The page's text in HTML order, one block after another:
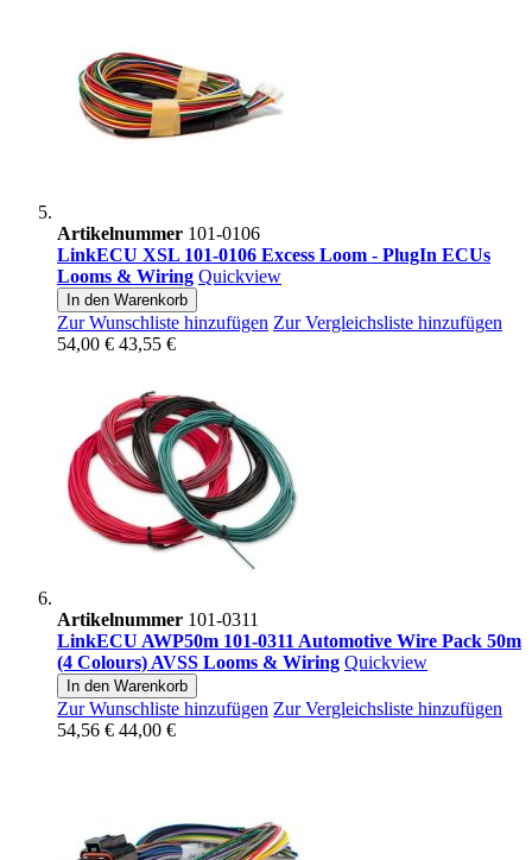
Artikelnummer 101-0106
LinkECU XSL 101-0106 Excess Loom - PlugIn ECUs
Looms & Wiring Quickview
In den Warenkorb
Zur Wunschliste hinzufügen Zur Vergleichsliste hinzufügen
54,00 € 43,55 €
Artikelnummer 101-0311
LinkECU AWP50m 101-0311 Automotive Wire Pack 50m
(4 Colours) AVSS Looms & Wiring Quickview
In den Warenkorb
Zur Wunschliste hinzufügen Zur Vergleichsliste hinzufügen
54,56 € 44,00 €